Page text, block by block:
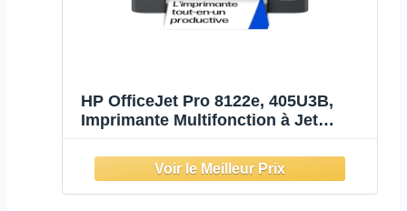
HP OfficeJet Pro 8122e, 405U3B,
Imprimante Multifonction à Jet
Automatique, 20 ppm, Wi-FI, 3 Mois
de Forfait Instant Ink Gratuit, Grise